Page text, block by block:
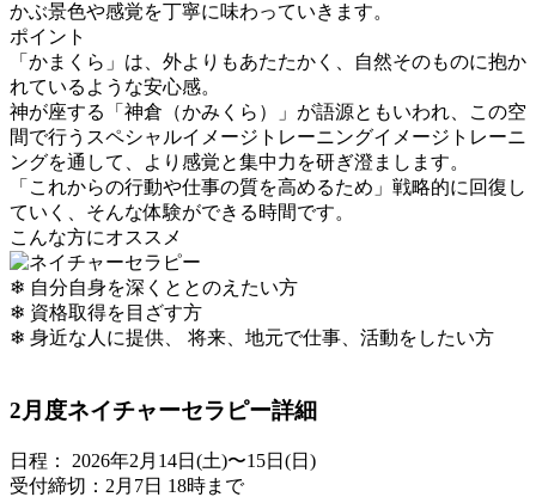
かぶ景色や感覚を丁寧に味わっていきます。
ポイント
「かまくら」は、外よりもあたたかく、自然そのものに抱か
れているような安心感。
神が座する「神倉（かみくら）」が語源ともいわれ、この空
間で行うスペシャルイメージトレーニングイメージトレーニ
ングを通して、より感覚と集中力を研ぎ澄まします。
「これからの行動や仕事の質を高めるため」戦略的に回復し
ていく、そんな体験ができる時間です。
こんな方にオススメ
❄ 自分自身を深くととのえたい方
❄ 資格取得を目ざす方
❄ 身近な人に提供、 将来、地元で仕事、活動をしたい方
2月度ネイチャーセラピー詳細
日程： 2026年2月14日(土)〜15日(日)
受付締切：2月7日 18時まで